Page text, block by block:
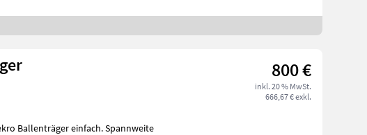
800 €
inkl. 20 % MwSt.
666,67 € exkl.
einfach. Spannweite